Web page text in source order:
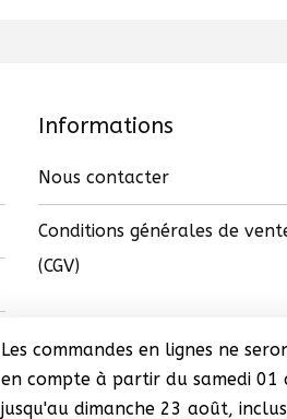
Les commandes en lignes ne
en compte à partir du samedi 01
jusqu'au dimanche 23 août,
Informations
Nous contacter
Conditions générales de
(CGV)